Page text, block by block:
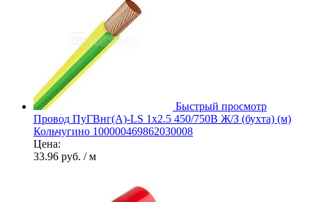
Быстрый просмотр
Провод ПуГВнг(А)-LS 1х2.5 450/750В Ж/З (бухта) (м)
Кольчугино 100000469862030008
Цена:
33.96 руб. / м